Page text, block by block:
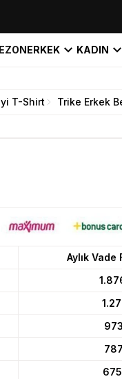
ERKEK KADIN
T-Shirt Trike Erkek
Aylık Vade